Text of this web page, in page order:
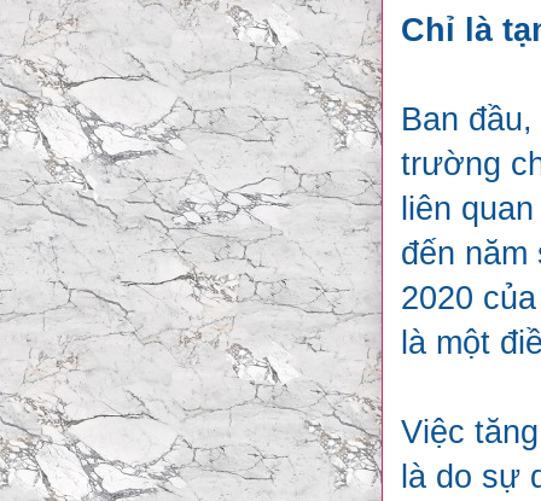
Chỉ là
Ban
trường
liên
đến năm
2020
là một
Việc
là do sự